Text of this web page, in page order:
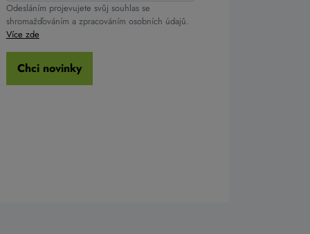
Odesláním projevujete svůj souhlas se
shromažďováním a zpracováním osobních údajů.
Více zde
Chci novinky